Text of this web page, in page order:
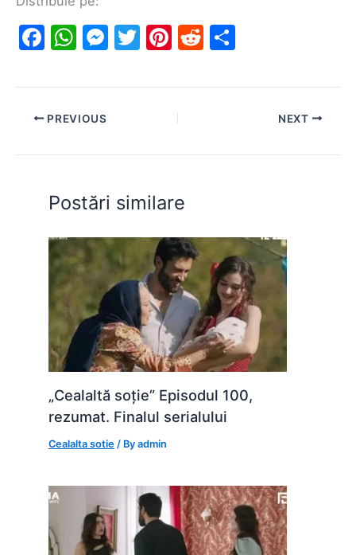
F
c
e
o
o
k
W
at
s
p
p
M
s
n
g
er
T
itt
Pi
er
e
R
d ar
PREVIOUS NEXT
Postări similare
„Cealaltă soție” Episodul 100,
rezumat. Finalul serialului
Cealalta sotie / Byadmin